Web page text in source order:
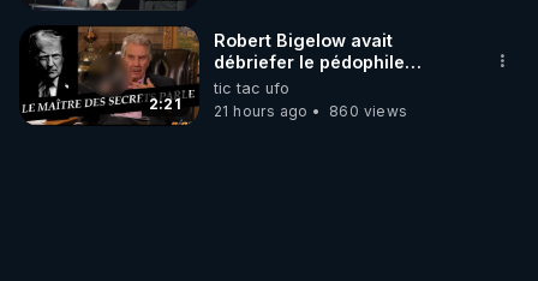
2:21
Robert Bigelow avait
débriefer le pédophile
génocidaire de donald j
trump
tic tac ufo
21 hours ago
860 views